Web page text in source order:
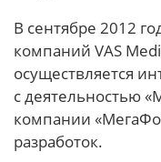
В сентябре 2012
компаний VAS
осуществляется
с деятельностью
компании
разработок.